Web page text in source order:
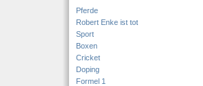
Pferde
Robert Enke ist tot
Sport
Boxen
Cricket
Doping
Formel 1